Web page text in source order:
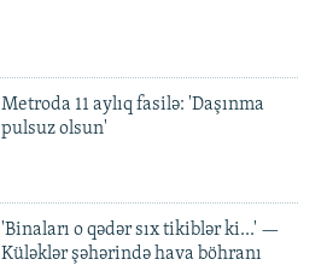
Metroda 11 aylıq fasilə: 'Daşınma
pulsuz olsun'
'Binaları o qədər sıx tikiblər ki...' —
Küləklər şəhərində hava böhranı